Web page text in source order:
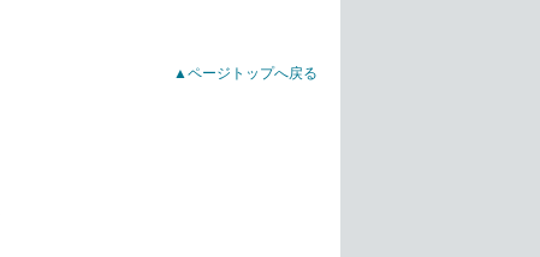
▲ページトップへ戻る